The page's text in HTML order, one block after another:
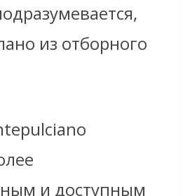
из отборного
и доступным